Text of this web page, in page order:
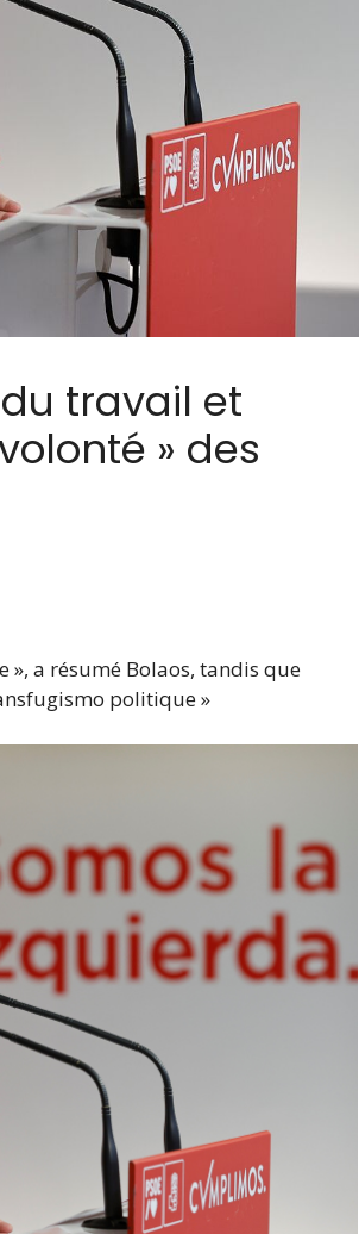
travail et
» des
», a résumé Bolaos, tandis que
politique »